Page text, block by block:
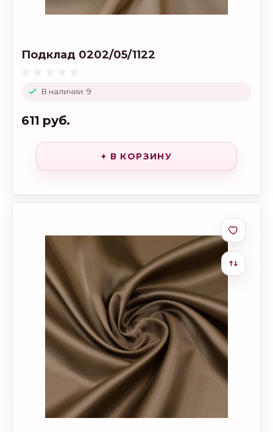
В наличии: 9
Подклад 0202/05/1122
611 руб.
+ В КОРЗИНУ